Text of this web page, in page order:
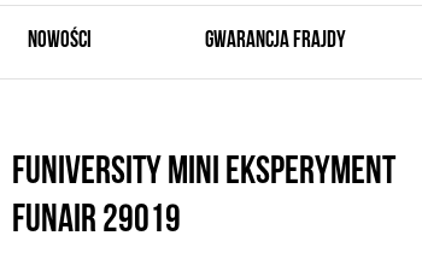
NOWOŚCI GWARANCJA FRAJDY
FUNIVERSITY MINI EKSPERYMENT
FUNAIR 29019